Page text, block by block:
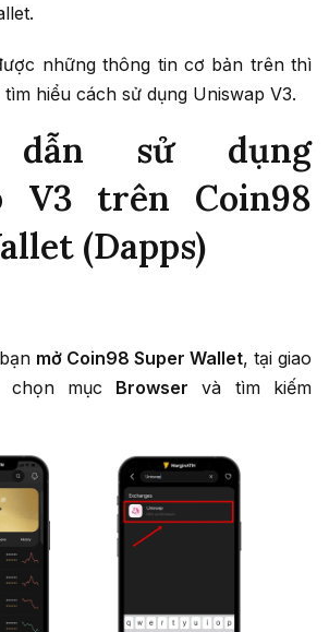
những thông tin cơ bản trên thì
hiểu cách sử dụng Uniswap V3.
dẫn sử dụng
V3 trên Coin98
(Dapps)
mở Coin98 Super Wallet, tại giao
chọn mục Browser và tìm kiếm